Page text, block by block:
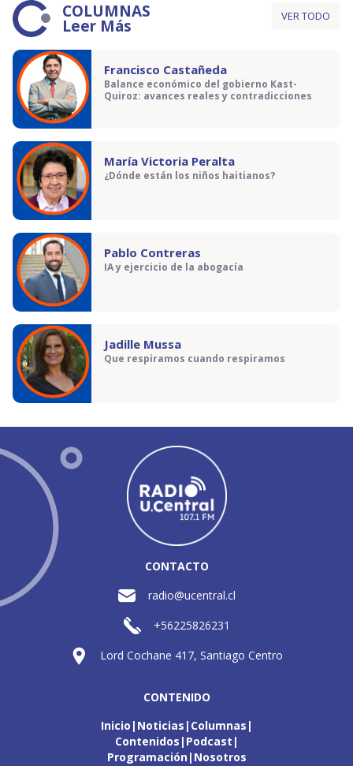
COLUMNAS
Leer Más VER TODO
Francisco Castañeda
Balance económico del gobierno Kast-
Quiroz: avances reales y contradicciones
María Victoria Peralta
¿Dónde están los niños haitianos?
Pablo Contreras
IA y ejercicio de la abogacía
Jadille Mussa
Que respiramos cuando respiramos
CONTACTO
radio@ucentral.cl
+56225826231
Lord Cochane 417, Santiago Centro
CONTENIDO
Inicio Noticias Columnas
Contenidos Podcast
Programación Nosotros